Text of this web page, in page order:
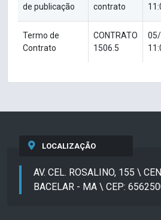
de publicação
contrato
Termo de
Contrato
CONTRATO
1506.5
LOCALIZAÇÃO
AV. CEL. ROSALINO, 155 \
BACELAR - MA \ CEP: